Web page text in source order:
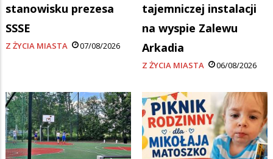
stanowisku prezesa
SSSE
Z ŻYCIA MIASTA 07/08/2026
tajemniczej instalacji
na wyspie Zalewu
Arkadia
Z ŻYCIA MIASTA 06/08/2026